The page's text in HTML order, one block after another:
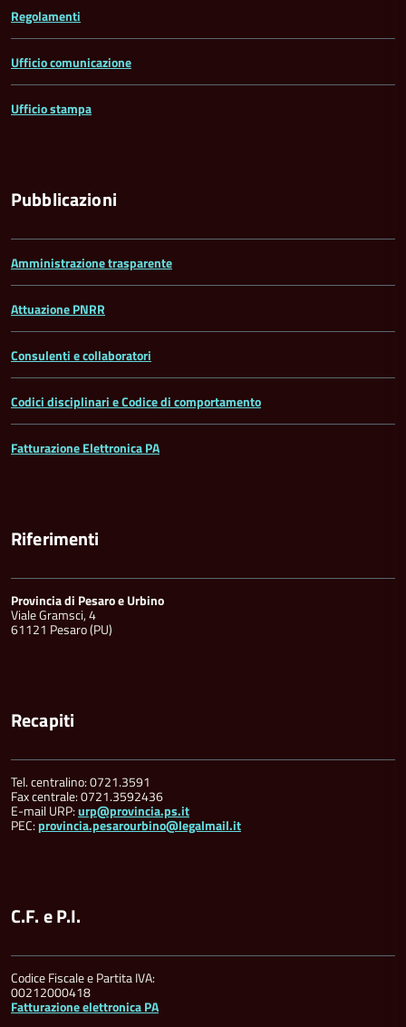
Regolamenti
Ufficio comunicazione
Ufficio stampa
Pubblicazioni
Amministrazione trasparente
Attuazione PNRR
Consulenti e collaboratori
Codici disciplinari e Codice di comportamento
Fatturazione Elettronica PA
Riferimenti
Provincia di Pesaro e Urbino
Viale Gramsci, 4
61121 Pesaro (PU)
Recapiti
Tel. centralino: 0721.3591
Fax centrale: 0721.3592436
E-mail URP:urp@provincia.ps.it
PEC:provincia.pesarourbino@legalmail.it
C.F. e P.I.
Codice Fiscale e Partita IVA:
00212000418
Fatturazione elettronica PA